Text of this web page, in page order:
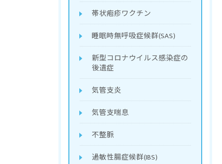
帯状疱疹ワクチン
睡眠時無呼吸症候群(SAS)
新型コロナウイルス感染症の
後遺症
気管支炎
気管支喘息
不整脈
過敏性腸症候群(IBS)
お問い合わせはこちら